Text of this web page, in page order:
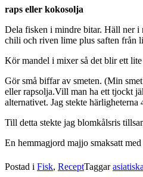
raps eller kokosolja
Dela fisken i mindre bitar. Häll ner i
chili och riven lime plus saften från
Kör mandel i mixer så det blir ett
Gör små biffar av smeten. (Min
eller rapsolja.Vill man ha ett tjockt
alternativet. Jag stekte
Till detta stekte jag blomkålsris
En hemmagjord majjo smaksatt
Postad i Fisk, ReceptTaggar